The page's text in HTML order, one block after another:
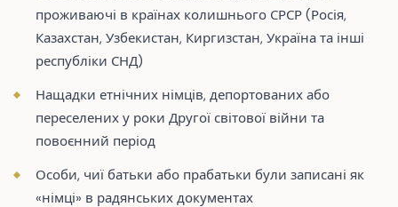
проживаючі в країнах колишнього СРСР (Росія,
Казахстан, Узбекистан, Киргизстан, Україна та інші
республіки СНД)
Нащадки етнічних німців, депортованих або
переселених у роки Другої світової війни та
повоєнний період
Особи, чиї батьки або прабатьки були записані як
«німці» в радянських документах